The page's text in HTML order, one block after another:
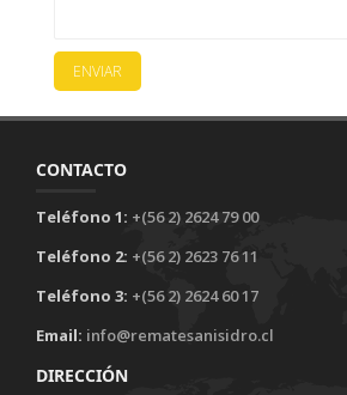
ENVIAR
CONTACTO
Teléfono 1: +(56 2) 2624 79 00
Teléfono 2: +(56 2) 2623 76 11
Teléfono 3: +(56 2) 2624 60 17
Email: info@rematesanisidro.cl
DIRECCIÓN